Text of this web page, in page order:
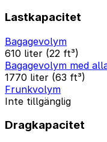
Lastkapacitet
Bagagevolym
610 liter (22 ft³)
Bagagevolym med
1770 liter (63 ft³)
Frunkvolym
Inte tillgänglig
Dragkapacitet